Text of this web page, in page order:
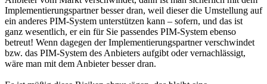
Implementierungspartner besser dran, weil dieser die Umstellung auf
ein anderes PIM-System unterstützen kann – sofern, und das ist
ganz wesentlich, er ein für Sie passendes PIM-System ebenso
betreut! Wenn dagegen der Implementierungspartner verschwindet
bzw. das PIM-System des Anbieters aufgibt oder vernachlässigt,
wäre man mit dem Anbieter besser dran.